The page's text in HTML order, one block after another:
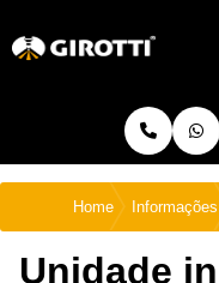
Home Informações
Unidade